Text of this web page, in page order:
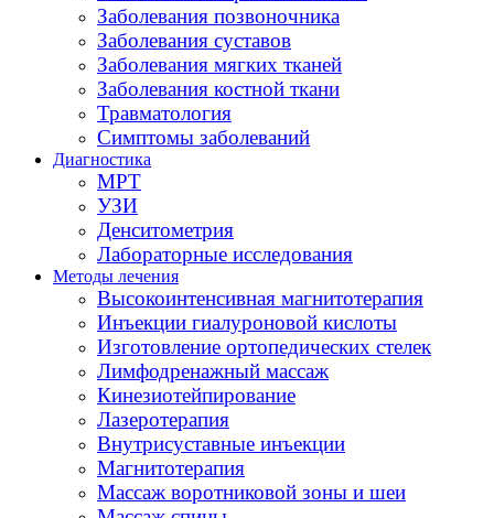
Заболевания позвоночника
Заболевания суставов
Заболевания мягких тканей
Заболевания костной ткани
Травматология
Симптомы заболеваний
Диагностика
МРТ
УЗИ
Денситометрия
Лабораторные исследования
Методы лечения
Высокоинтенсивная магнитотерапия
Инъекции гиалуроновой кислоты
Изготовление ортопедических стелек
Лимфодренажный массаж
Кинезиотейпирование
Лазеротерапия
Внутрисуставные инъекции
Магнитотерапия
Массаж воротниковой зоны и шеи